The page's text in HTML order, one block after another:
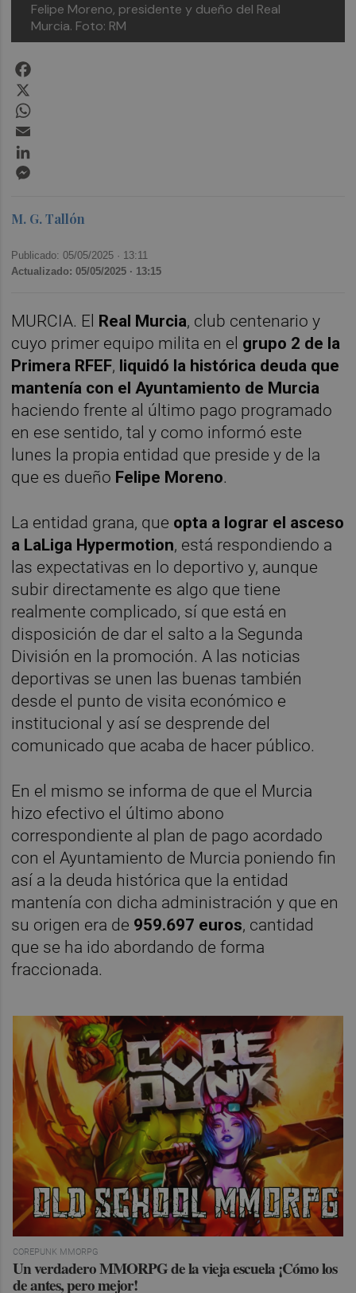
Felipe Moreno, presidente y dueño del Real
Murcia. Foto: RM
M. G. Tallón
Publicado: 05/05/2025 · 13:11
Actualizado: 05/05/2025 · 13:15
MURCIA. El Real Murcia, club centenario y
cuyo primer equipo milita en el grupo 2 de la
Primera RFEF, liquidó la histórica deuda que
mantenía con el Ayuntamiento de Murcia
haciendo frente al último pago programado
en ese sentido, tal y como informó este
lunes la propia entidad que preside y de la
que es dueño Felipe Moreno.
La entidad grana, que opta a lograr el asceso
a LaLiga Hypermotion, está respondiendo a
las expectativas en lo deportivo y, aunque
subir directamente es algo que tiene
realmente complicado, sí que está en
disposición de dar el salto a la Segunda
División en la promoción. A las noticias
deportivas se unen las buenas también
desde el punto de visita económico e
institucional y así se desprende del
comunicado que acaba de hacer público.
En el mismo se informa de que el Murcia
hizo efectivo el último abono
correspondiente al plan de pago acordado
con el Ayuntamiento de Murcia poniendo fin
así a la deuda histórica que la entidad
mantenía con dicha administración y que en
su origen era de 959.697 euros, cantidad
que se ha ido abordando de forma
fraccionada.
COREPUNK MMORPG
Un verdadero MMORPG de la vieja escuela ¡Cómo los
de antes, pero mejor!